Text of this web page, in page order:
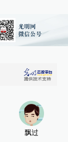
飘过